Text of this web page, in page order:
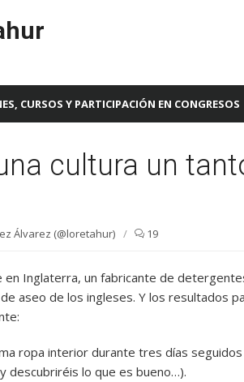
CURSOS Y PARTICIPACIÓN EN CONGRESOS
cultura un
Álvarez (@loretahur) / 19
Inglaterra, un fabricante de
aseo de los ingleses. Y los resultados
ropa interior durante tres días
descubriréis lo que es bueno…).